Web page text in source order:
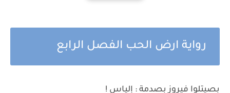
رواية ارض الحب الفصل الرابع
بصيتلوا فيروز بصدمة : إلياس !